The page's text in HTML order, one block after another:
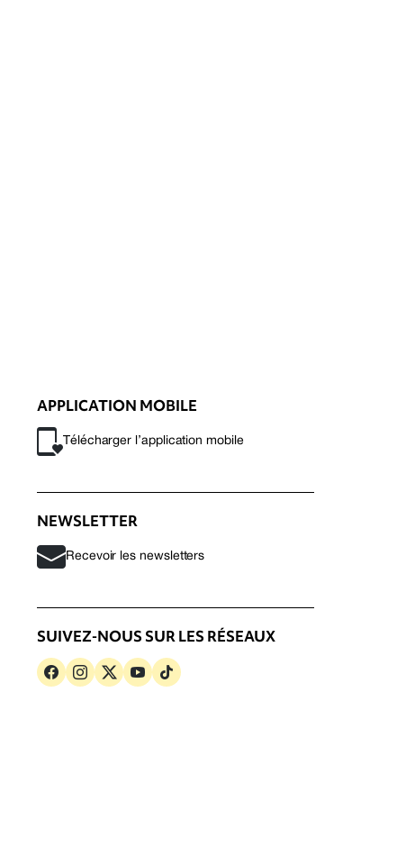
APPLICATION MOBILE
Télécharger l’application mobile
NEWSLETTER
Recevoir les newsletters
SUIVEZ-NOUS SUR LES RÉSEAUX